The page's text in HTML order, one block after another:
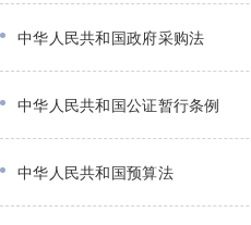
中华人民共和国政府采购法
中华人民共和国公证暂行条例
中华人民共和国预算法